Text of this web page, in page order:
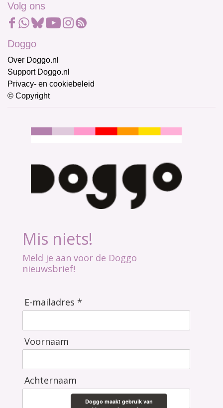
Volg ons
Doggo
Over Doggo.nl
Support Doggo.nl
Privacy- en cookiebeleid
© Copyright
Mis niets!
Meld je aan voor de Doggo
nieuwsbrief!
E-mailadres *
Voornaam
Achternaam
Doggo maakt gebruik van